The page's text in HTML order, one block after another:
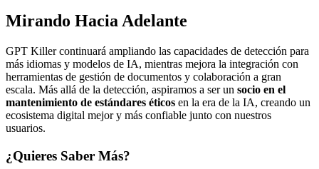
Mirando Hacia Adelante
GPT Killer continuará ampliando las capacidades de detección para
más idiomas y modelos de IA, mientras mejora la integración con
herramientas de gestión de documentos y colaboración a gran
escala. Más allá de la detección, aspiramos a ser un socio en el
mantenimiento de estándares éticos en la era de la IA, creando un
ecosistema digital mejor y más confiable junto con nuestros
usuarios.
¿Quieres Saber Más?